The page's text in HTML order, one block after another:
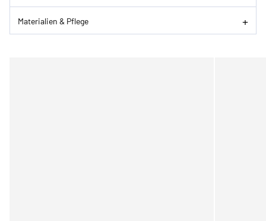
Materialien & Pflege